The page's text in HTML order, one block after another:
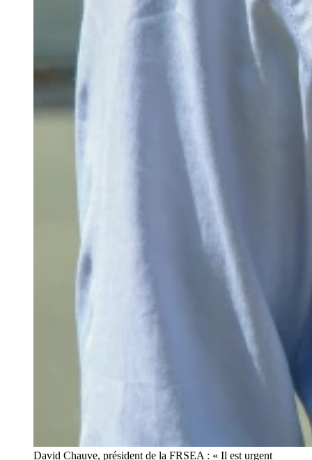
David Chauve, président de la FRSEA : « Il est urgent